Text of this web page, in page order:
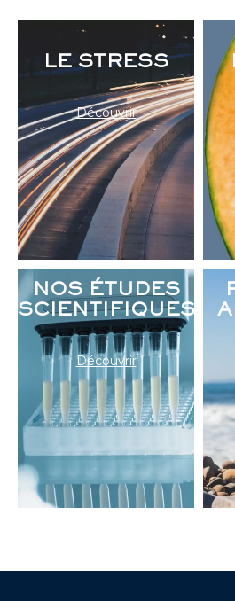
LE STRESS
Découvrir
NOS ÉTUDES
SCIENTIFIQUES
Découvrir